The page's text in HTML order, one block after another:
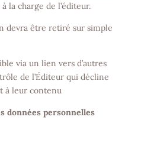
la charge de l’éditeur.
devra être retiré sur simple
via un lien vers d’autres
de l’Éditeur qui décline
à leur contenu
données personnelles